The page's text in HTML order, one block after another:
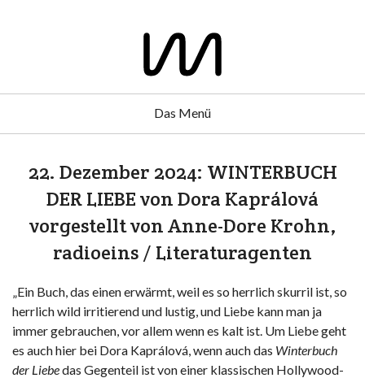
Das Menü
22. Dezember 2024: WINTERBUCH
DER LIEBE von Dora Kaprálová
vorgestellt von Anne-Dore Krohn,
radioeins / Literaturagenten
„Ein Buch, das einen erwärmt, weil es so herrlich skurril ist, so
herrlich wild irritierend und lustig, und Liebe kann man ja
immer gebrauchen, vor allem wenn es kalt ist. Um Liebe geht
es auch hier bei Dora Kaprálová, wenn auch das Winterbuch
der Liebedas Gegenteil ist von einer klassischen Hollywood-